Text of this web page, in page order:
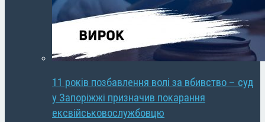
11 років позбавлення волі за вбивство – суд
у Запоріжжі призначив покарання
ексвійськовослужбовцю